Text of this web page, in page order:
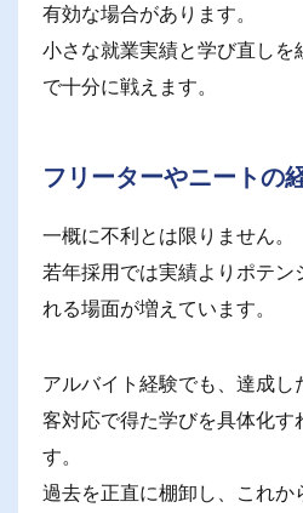
有効な場合があります。
小さな就業実績と学び直し
で十分に戦えます。
フリーターやニートの
一概に不利とは限りません。
若年採用では実績よりポテン
れる場面が増えています。
アルバイト経験でも、達成
客対応で得た学びを具体化す
す。
過去を正直に棚卸し、これ